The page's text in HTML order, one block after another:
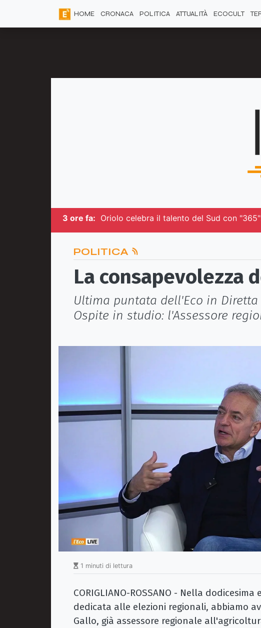
HOME CRONACA POLITICA ATTUALITÀ ECOCULT
3 ore fa: Oriolo celebra il talento del Sud con
POLITICA
La consapevolezza
Ultima puntata dell'Eco in Diretta
Ospite in studio: l'Assessore
1 minuti di lettura
CORIGLIANO-ROSSANO - Nella dodicesima e
dedicata alle elezioni regionali, abbiamo
Gallo, già assessore regionale